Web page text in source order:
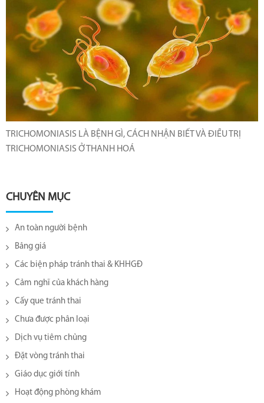
TRICHOMONIASIS LÀ BỆNH GÌ, CÁCH NHẬN BIẾT VÀ ĐIỀU TRỊ
TRICHOMONIASIS Ở THANH HOÁ
CHUYÊN MỤC
An toàn người bệnh
Bảng giá
Các biện pháp tránh thai & KHHGĐ
Cảm nghĩ của khách hàng
Cấy que tránh thai
Chưa được phân loại
Dịch vụ tiêm chủng
Đặt vòng tránh thai
Giáo dục giới tính
Hoạt động phòng khám